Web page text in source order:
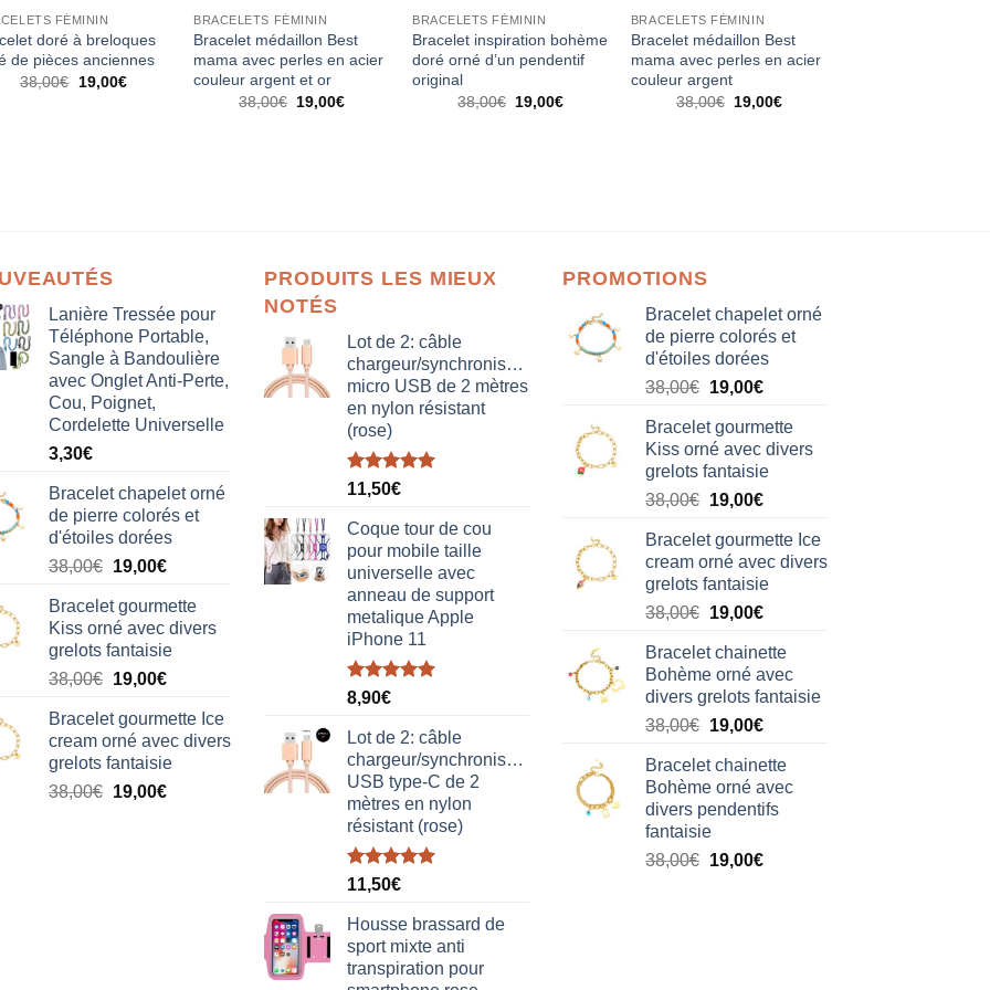
FÉMININ
doré à breloques
de pièces anciennes
38,00€
Le
19,00€Le
BRACELETS FÉMININ
Bracelet médaillon Best
mama avec perles en acier
couleur argent et or
38,00€ Le
19,00€Le
BRACELETS FÉMININ
Bracelet inspiration bohème
doré orné d’un pendentif
original
38,00€ Le
19,00€Le
BRACELETS FÉMININ
Bracelet médaillon Best
mama avec perles en acier
couleur argent
38,00€ Le
19,00€Le
Lanière Tressée pour
Téléphone Portable,
Sangle à Bandoulière
avec Onglet Anti-Perte,
Cou, Poignet,
Cordelette Universelle
3,30€
Bracelet chapelet orné
de pierre colorés et
d'étoiles dorées
38,00€ Le
initial
était :
38,00€.
19,00€Le
actuel
est :
19,00€.
Bracelet gourmette
Kiss orné avec divers
grelots fantaisie
38,00€ Le
initial
était :
38,00€.
19,00€Le
actuel
est :
19,00€.
Bracelet gourmette Ice
cream orné avec divers
grelots fantaisie
38,00€ Le
19,00€Le
PRODUITS LES MIEUX
NOTÉS
Lot de 2: câble
chargeur/synchronisation
micro USB de 2 mètres
en nylon résistant
(rose)
Note5.00
11,50€
Coque tour de cou
pour mobile taille
universelle avec
anneau de support
metalique Apple
iPhone 11
Note5.00
8,90€
Lot de 2: câble
chargeur/synchronisation
USB type-C de 2
mètres en nylon
résistant (rose)
Note5.00
11,50€
Housse brassard de
sport mixte anti
transpiration pour
PROMOTIONS
Bracelet chapelet orné
de pierre colorés et
d'étoiles dorées
38,00€ Le
initial
était :
38,00€.
19,00€Le
actuel
est :
19,00€.
Bracelet gourmette
Kiss orné avec divers
grelots fantaisie
38,00€ Le
initial
était :
38,00€.
19,00€Le
actuel
est :
19,00€.
Bracelet gourmette Ice
cream orné avec divers
grelots fantaisie
38,00€ Le
initial
était :
38,00€.
19,00€Le
actuel
est :
19,00€.
Bracelet chainette
Bohème orné avec
divers grelots fantaisie
38,00€ Le
initial
était :
38,00€.
19,00€Le
actuel
est :
19,00€.
Bracelet chainette
Bohème orné avec
divers pendentifs
fantaisie
38,00€ Le
19,00€Le